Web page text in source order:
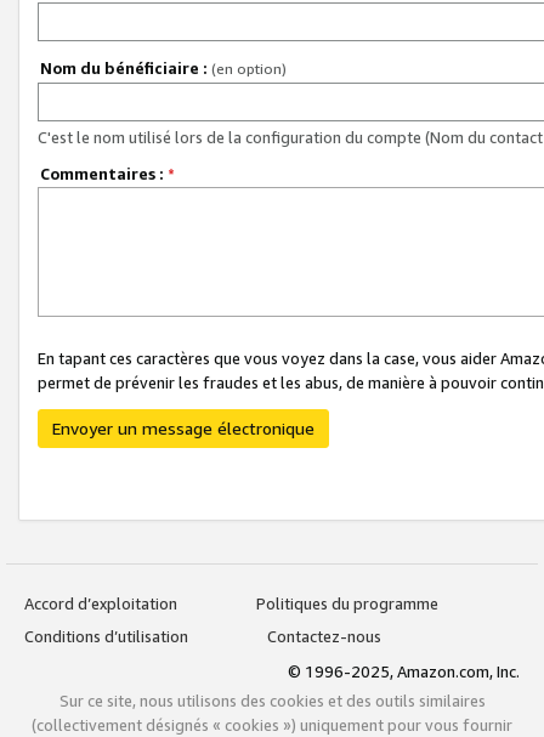
Nom du bénéficiaire : (en option)
C'est le nom utilisé lors de la configuration du compte (Nom du
Commentaires : *
En tapant ces caractères que vous voyez dans la case, vous aider
permet de prévenir les fraudes et les abus, de manière à pouvoir
Envoyer un message électronique
Accord d’exploitation
Politiques du programme
Conditions d’utilisation
Contactez-nous
© 1996-2025, Amazon.com, Inc.
Sur ce site, nous utilisons des cookies et des outils similaires
(collectivement désignés « cookies ») uniquement pour vous fournir